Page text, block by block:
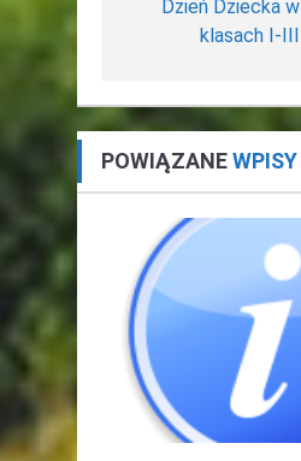
Dzień Dziecka w
klasach I-III
POWIĄZANEWPISY